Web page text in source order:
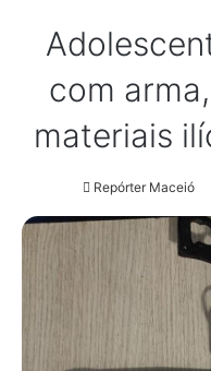
com
materiais
Repórter Maceió